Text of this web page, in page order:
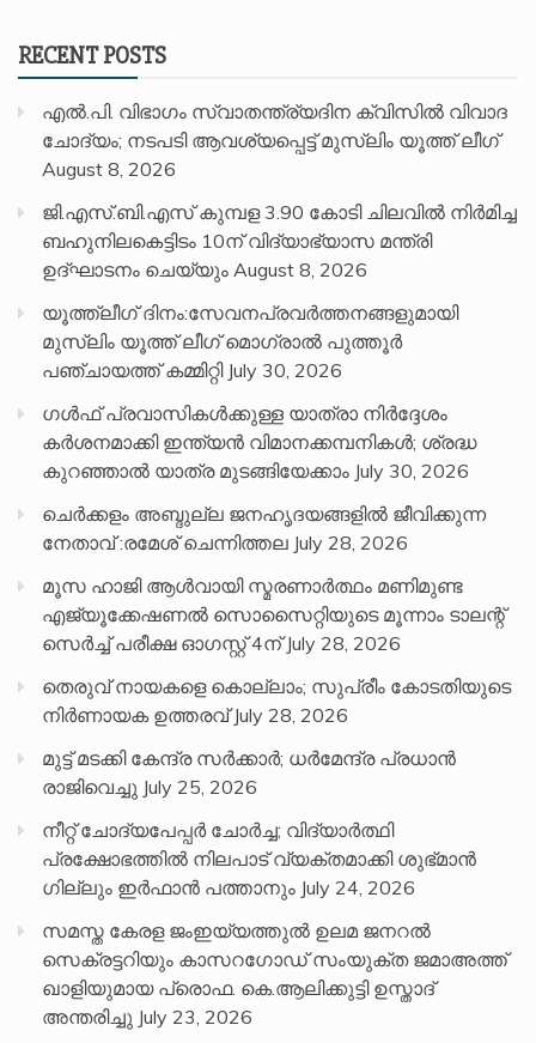
RECENT POSTS
എൽ.പി. വിഭാഗം സ്വാതന്ത്ര്യദിന ക്വിസിൽ വിവാദ
ചോദ്യം; നടപടി ആവശ്യപ്പെട്ട് മുസ്‌ലിം യൂത്ത് ലീഗ്
August 8, 2026
ജി.എസ്.ബി.എസ് കുമ്പള 3.90 കോടി ചിലവിൽ നിർമിച്ച
ബഹുനിലകെട്ടിടം 10ന് വിദ്യാഭ്യാസ മന്ത്രി
ഉദ്ഘാടനം ചെയ്യും August 8, 2026
യൂത്ത്ലീഗ് ദിനം:സേവനപ്രവർത്തനങ്ങളുമായി
മുസ്ലിം യൂത്ത് ലീഗ് മൊഗ്രാൽ പുത്തൂർ
പഞ്ചായത്ത് കമ്മിറ്റി July 30, 2026
ഗൾഫ് പ്രവാസികൾക്കുള്ള യാത്രാ നിർദ്ദേശം
കർശനമാക്കി ഇന്ത്യൻ വിമാനക്കമ്പനികൾ; ശ്രദ്ധ
കുറഞ്ഞാൽ യാത്ര മുടങ്ങിയേക്കാം July 30, 2026
ചെർക്കളം അബ്ദുല്ല ജനഹൃദയങ്ങളിൽ ജീവിക്കുന്ന
നേതാവ് :രമേശ് ചെന്നിത്തല July 28, 2026
മൂസ ഹാജി ആൾവായി സ്മരണാർത്ഥം മണിമുണ്ട
എജ്യൂക്കേഷണൽ സൊസൈറ്റിയുടെ മൂന്നാം ടാലന്റ്
സെർച്ച് പരീക്ഷ ഓഗസ്റ്റ് 4ന് July 28, 2026
തെരുവ് നായകളെ കൊല്ലാം; സുപ്രീം കോടതിയുടെ
നിർണായക ഉത്തരവ് July 28, 2026
മുട്ട് മടക്കി കേന്ദ്ര സർക്കാർ; ധർമേന്ദ്ര പ്രധാൻ
രാജിവെച്ചു July 25, 2026
നീറ്റ് ചോദ്യപേപ്പര്‍ ചോര്‍ച്ച; വിദ്യാർത്ഥി
പ്രക്ഷോഭത്തിൽ നിലപാട് വ്യക്തമാക്കി ശുഭ്മാൻ
ഗില്ലും ഇർഫാൻ പത്താനും July 24, 2026
സമസ്ത കേരള ജംഇയ്യത്തുൽ ഉലമ ജനറൽ
സെക്രട്ടറിയും കാസറഗോഡ് സംയുക്ത ജമാഅത്ത്
ഖാളിയുമായ പ്രൊഫ. കെ.ആലിക്കുട്ടി ഉസ്താദ്
അന്തരിച്ചു July 23, 2026